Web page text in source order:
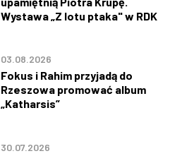
Wystawa „Z lotu ptaka" w RDK
03.08.2026
Fokus i Rahim przyjadą do
Rzeszowa promować album
„Katharsis”
30.07.2026